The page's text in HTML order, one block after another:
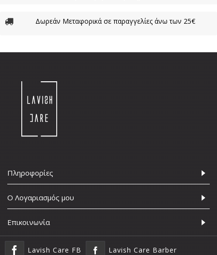
Δωρεάν Μεταφορικά σε παραγγελίες άνω των 25€
Πληροφορίες
Ο Λογαριασμός μου
Επικοινωνία
Lavish Care FB Lavish Care Barber